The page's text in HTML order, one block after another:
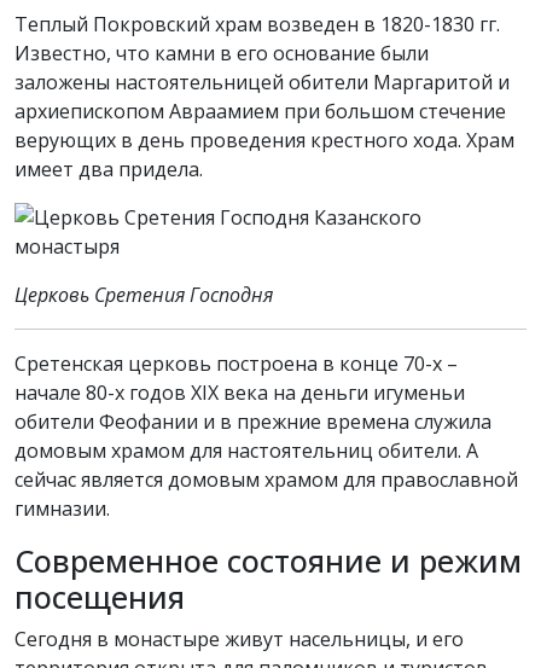
Теплый Покровский храм возведен в 1820-1830 гг.
Известно, что камни в его основание были
заложены настоятельницей обители Маргаритой и
архиепископом Авраамием при большом стечение
верующих в день проведения крестного хода. Храм
имеет два придела.
Церковь Сретения Господня
Сретенская церковь построена в конце 70-х –
начале 80-х годов XIX века на деньги игуменьи
обители Феофании и в прежние времена служила
домовым храмом для настоятельниц обители. А
сейчас является домовым храмом для православной
гимназии.
Современное состояние и режим
посещения
Сегодня в монастыре живут насельницы, и его